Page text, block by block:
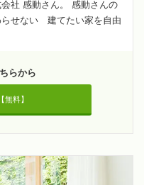
社 感動さん。 感動さんの
らせない 建てたい家を自由
らから
無料】